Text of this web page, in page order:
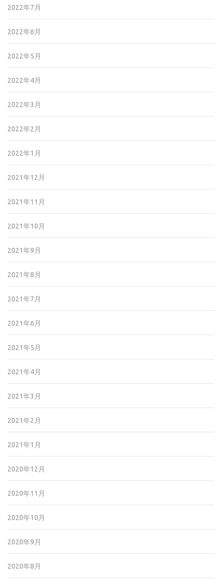
2022年7月
2022年6月
2022年5月
2022年4月
2022年3月
2022年2月
2022年1月
2021年12月
2021年11月
2021年10月
2021年9月
2021年8月
2021年7月
2021年6月
2021年5月
2021年4月
2021年3月
2021年2月
2021年1月
2020年12月
2020年11月
2020年10月
2020年9月
2020年8月